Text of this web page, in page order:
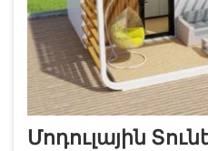
Մոդուլային